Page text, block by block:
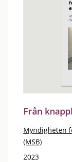
Från
Myndigheten
(MSB)
2023